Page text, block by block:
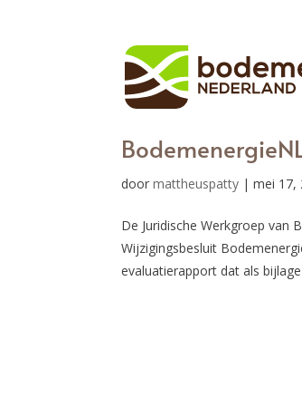
doormattheuspatty |mei 17,
De Juridische Werkgroep van
Wijzigingsbesluit
evaluatierapport dat als